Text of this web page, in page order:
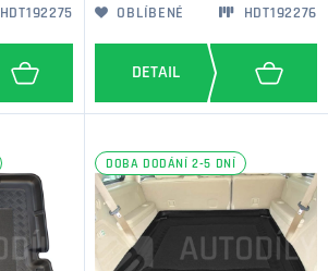
HDT192275 OBLÍBENÉ HDT192276
DOBA DODÁNÍ 2-5 DNÍ